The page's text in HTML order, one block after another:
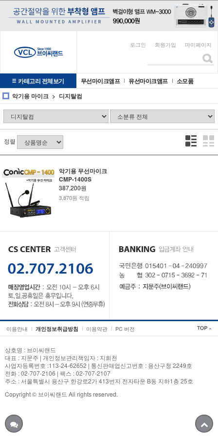
로그인 회원가입 마이페이지
카테고리 전체보기 무선마이크앰프 유선마이크앰프
소모품
악기용 마이크
디지탈컴
정렬
악기용 무선마이크
CMP-1400S
387,200원
3,870원 적립
이용안내 개인정보취급방침 이용약관 PC 버전
상호명 : 브이씨랜드
대표 : 지문주 | 개인정보관리책임자 : 지희천
사업자등록번호 :113-24-62652 | 통신판매업신고번호 : 용산구청 2249호
전화 : 02-707-2106 | 팩스 : 02-707-2107
주소 : 서울특별시 용산구 한강로2가 413번지 전자타운 B동 지하1층 25호
Copyright © 브이씨랜드 All rights reserved.